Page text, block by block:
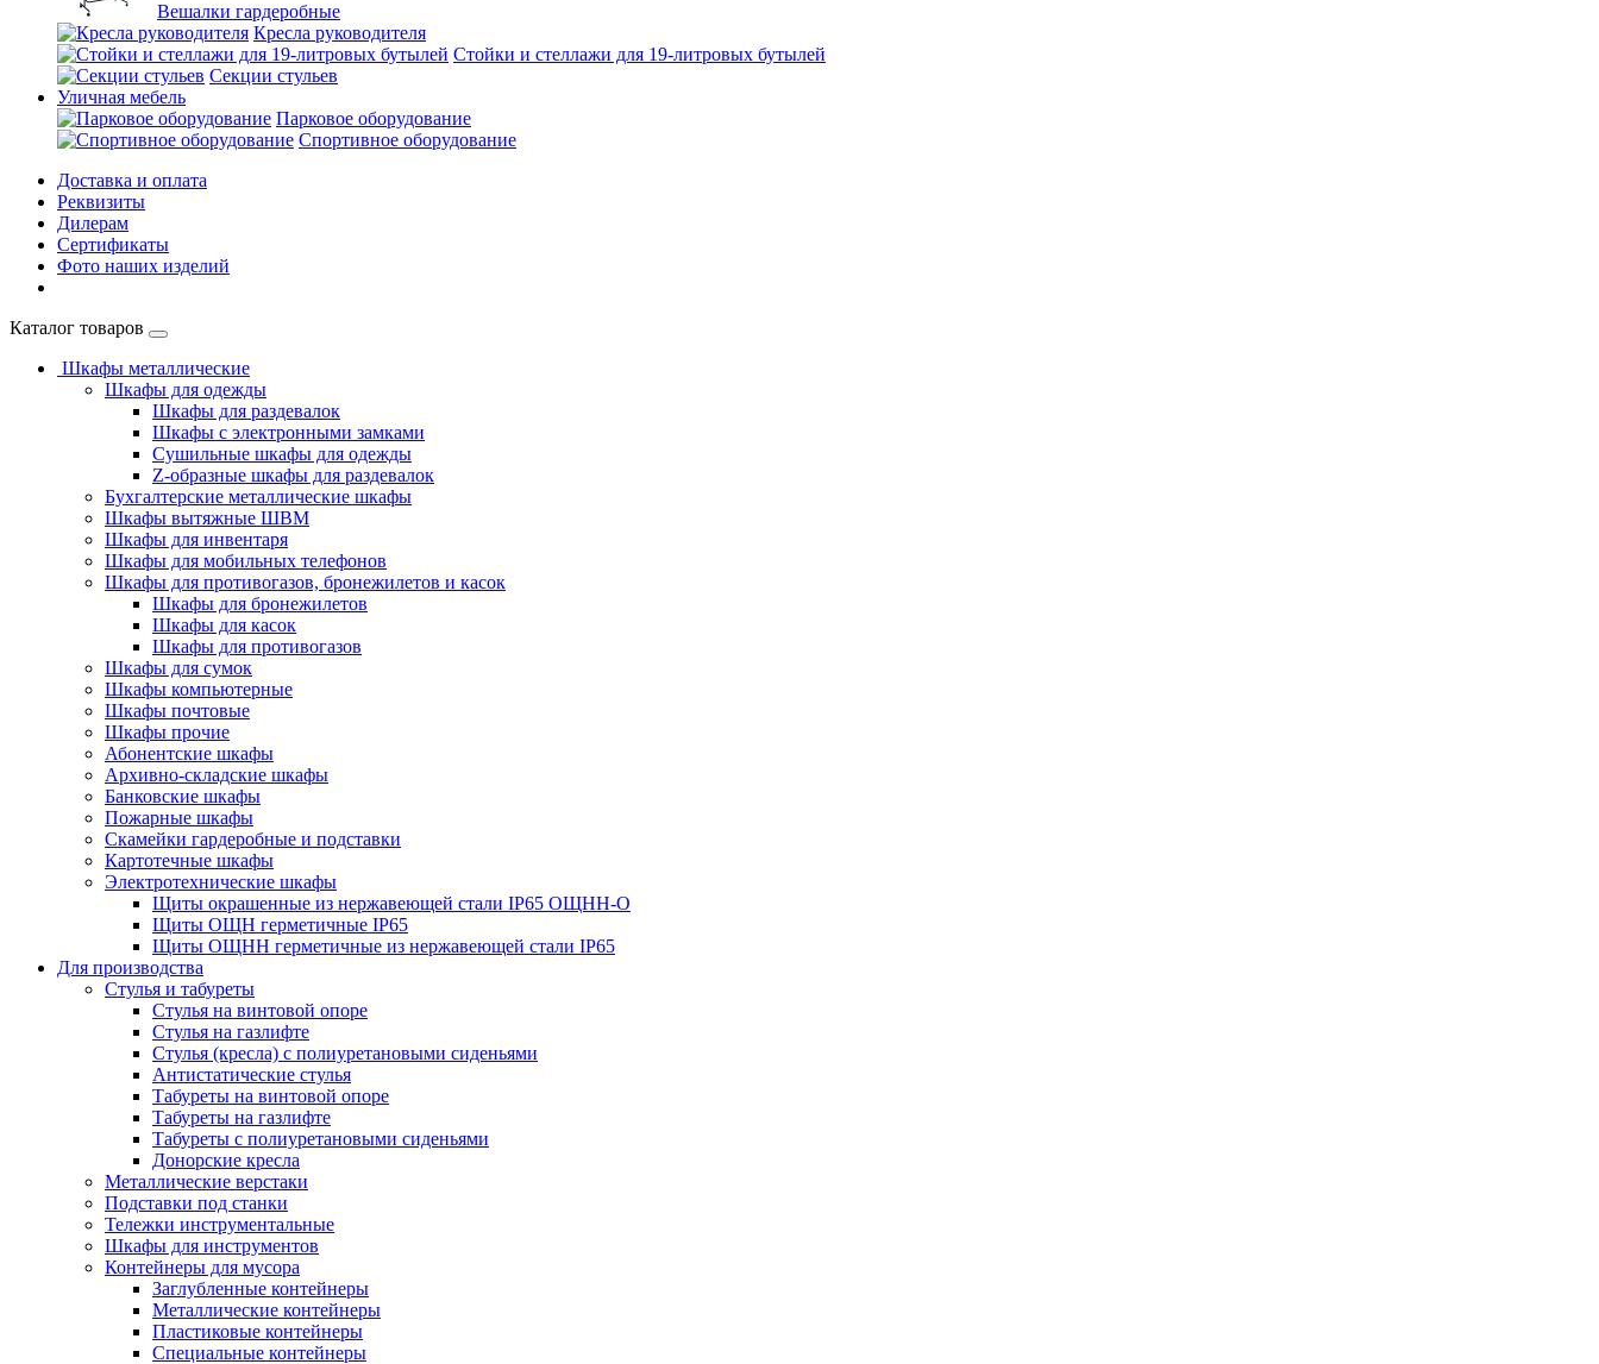
Вешалки гардеробные
Кресла руководителя
Стойки и стеллажи для 19-литровых бутылей
Секции стульев
Уличная мебель
Парковое оборудование
Спортивное оборудование
Доставка и оплата
Реквизиты
Дилерам
Сертификаты
Фото наших изделий
Каталог товаров
Шкафы металлические
Шкафы для одежды
Шкафы для раздевалок
Шкафы с электронными замками
Cушильные шкафы для одежды
Z-образные шкафы для раздевалок
Бухгалтерские металлические шкафы
Шкафы вытяжные ШВМ
Шкафы для инвентаря
Шкафы для мобильных телефонов
Шкафы для противогазов, бронежилетов и касок
Шкафы для бронежилетов
Шкафы для касок
Шкафы для противогазов
Шкафы для сумок
Шкафы компьютерные
Шкафы почтовые
Шкафы прочие
Абонентские шкафы
Архивно-складские шкафы
Банковские шкафы
Пожарные шкафы
Скамейки гардеробные и подставки
Картотечные шкафы
Электротехнические шкафы
Щиты окрашенные из нержавеющей стали IP65 ОЩНН-О
Щиты ОЩН герметичные IP65
Щиты ОЩНН герметичные из нержавеющей стали IP65
Для производства
Стулья и табуреты
Стулья на винтовой опоре
Стулья на газлифте
Стулья (кресла) с полиуретановыми сиденьями
Антистатические стулья
Табуреты на винтовой опоре
Табуреты на газлифте
Табуреты с полиуретановыми сиденьями
Донорские кресла
Металлические верстаки
Подставки под станки
Тележки инструментальные
Шкафы для инструментов
Контейнеры для мусора
Заглубленные контейнеры
Металлические контейнеры
Пластиковые контейнеры
Специальные контейнеры